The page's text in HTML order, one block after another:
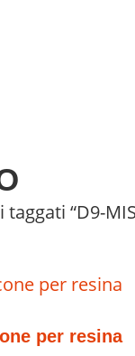
“D9-
per resina